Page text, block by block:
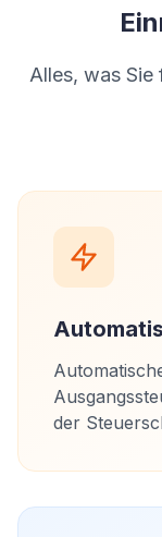
Alles, was Sie
der